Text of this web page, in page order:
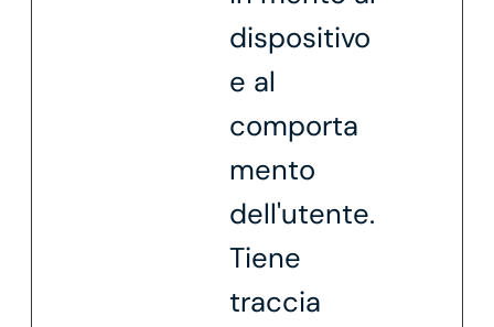
dispositivo
e al
comporta
mento
dell'utente.
Tiene
traccia